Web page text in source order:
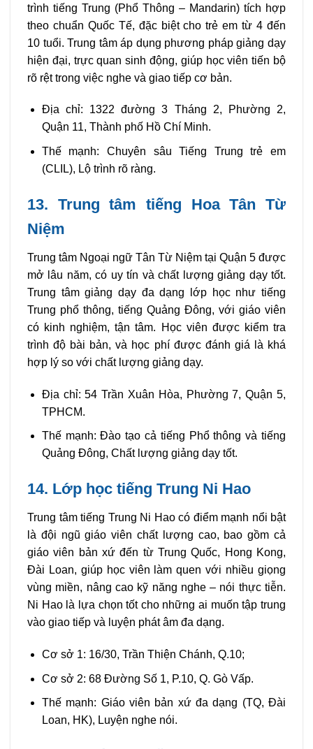
trình tiếng Trung (Phổ Thông – Mandarin) tích hợp
theo chuẩn Quốc Tế, đặc biệt cho trẻ em từ 4 đến
10 tuổi. Trung tâm áp dụng phương pháp giảng dạy
hiện đại, trực quan sinh động, giúp học viên tiến bộ
rõ rệt trong việc nghe và giao tiếp cơ bản.
Địa chỉ: 1322 đường 3 Tháng 2, Phường 2,
Quận 11, Thành phố Hồ Chí Minh.
Thế mạnh: Chuyên sâu Tiếng Trung trẻ em
(CLIL), Lộ trình rõ ràng.
13. Trung tâm tiếng Hoa Tân Từ
Niệm
Trung tâm Ngoại ngữ Tân Từ Niệm tại Quận 5 được
mở lâu năm, có uy tín và chất lượng giảng dạy tốt.
Trung tâm giảng dạy đa dạng lớp học như tiếng
Trung phổ thông, tiếng Quảng Đông, với giáo viên
có kinh nghiệm, tận tâm. Học viên được kiểm tra
trình độ bài bản, và học phí được đánh giá là khá
hợp lý so với chất lượng giảng dạy.
Địa chỉ: 54 Trần Xuân Hòa, Phường 7, Quận 5,
TPHCM.
Thế mạnh: Đào tạo cả tiếng Phổ thông và tiếng
Quảng Đông, Chất lượng giảng dạy tốt.
14. Lớp học tiếng Trung Ni Hao
Trung tâm tiếng Trung Ni Hao có điểm mạnh nổi bật
là đội ngũ giáo viên chất lượng cao, bao gồm cả
giáo viên bản xứ đến từ Trung Quốc, Hong Kong,
Đài Loan, giúp học viên làm quen với nhiều giọng
vùng miền, nâng cao kỹ năng nghe – nói thực tiễn.
Ni Hao là lựa chọn tốt cho những ai muốn tập trung
vào giao tiếp và luyện phát âm đa dạng.
Cơ sở 1: 16/30, Trần Thiện Chánh, Q.10;
Cơ sở 2: 68 Đường Số 1, P.10, Q. Gò Vấp.
Thế mạnh: Giáo viên bản xứ đa dạng (TQ, Đài
Loan, HK), Luyện nghe nói.